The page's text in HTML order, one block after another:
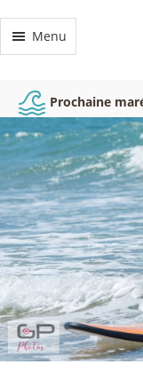
Menu
Prochaine